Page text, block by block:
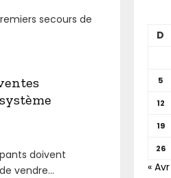
secours de
doivent
vendre...
D
5
12
19
26
« Avr